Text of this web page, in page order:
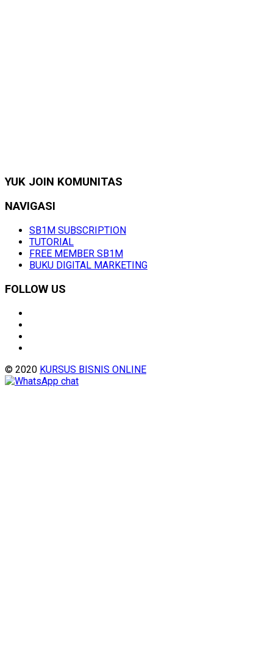
YUK JOIN KOMUNITAS
NAVIGASI
SB1M SUBSCRIPTION
TUTORIAL
FREE MEMBER SB1M
BUKU DIGITAL MARKETING
FOLLOW US
© 2020 KURSUS BISNIS ONLINE